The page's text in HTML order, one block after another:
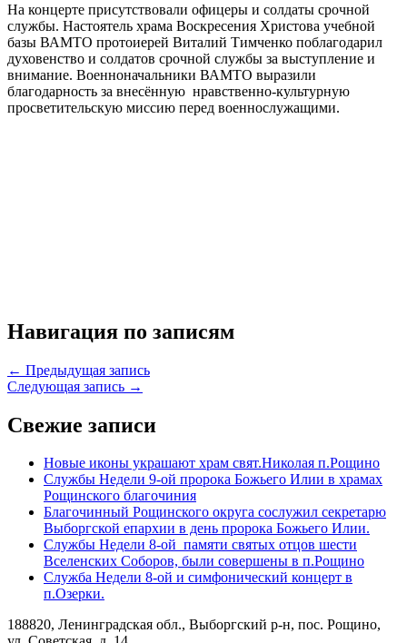
На концерте присутствовали офицеры и солдаты срочной
службы. Настоятель храма Воскресения Христова учебной
базы ВАМТО протоиерей Виталий Тимченко поблагодарил
духовенство и солдатов срочной службы за выступление и
внимание. Военноначальники ВАМТО выразили
благодарность за внесённую нравственно-культурную
просветительскую миссию перед военнослужащими.
Навигация по записям
← Предыдущая запись
Следующая запись →
Свежие записи
Новые иконы украшают храм свят.Николая п.Рощино
Службы Недели 9-ой пророка Божьего Илии в храмах
Рощинского благочиния
Благочинный Рощинского округа сослужил секретарю
Выборгской епархии в день пророка Божьего Илии.
Службы Недели 8-ой памяти святых отцов шести
Вселенских Соборов, были совершены в п.Рощино
Служба Недели 8-ой и симфонический концерт в
п.Озерки.
188820, Ленинградская обл., Выборгский р-н, пос. Рощино,